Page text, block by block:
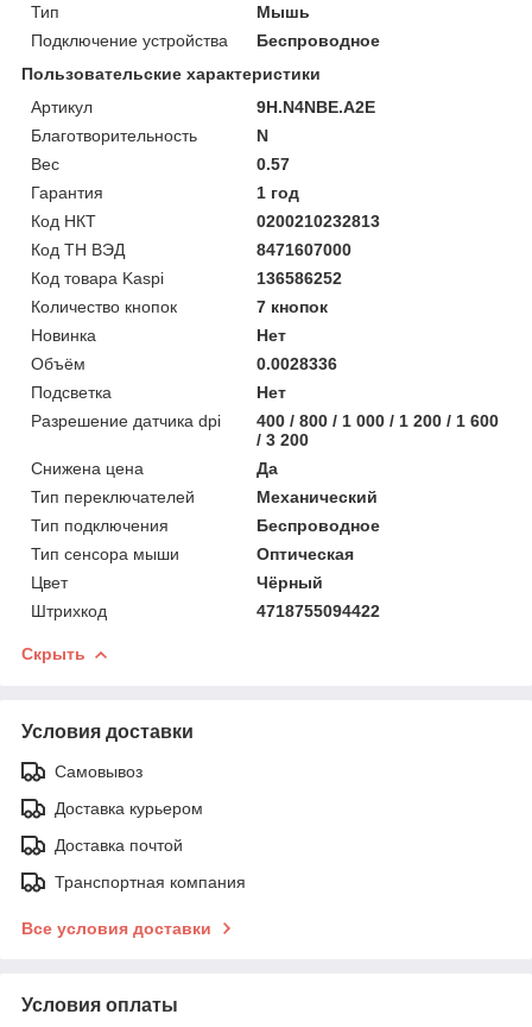
Тип
Мышь
Подключение устройства
Беспроводное
Пользовательские характеристики
Артикул
9H.N4NBE.A2E
Благотворительность
N
Вес
0.57
Гарантия
1 год
Код НКТ
0200210232813
Код ТН ВЭД
8471607000
Код товара Kaspi
136586252
Количество кнопок
7 кнопок
Новинка
Нет
Объём
0.0028336
Подсветка
Нет
Разрешение датчика dpi
400 / 800 / 1 000 / 1 200 / 1 600
/ 3 200
Снижена цена
Да
Тип переключателей
Механический
Тип подключения
Беспроводное
Тип сенсора мыши
Оптическая
Цвет
Чёрный
Штрихкод
4718755094422
Скрыть
Условия доставки
Самовывоз
Доставка курьером
Доставка почтой
Транспортная компания
Все условия доставки
Условия оплаты